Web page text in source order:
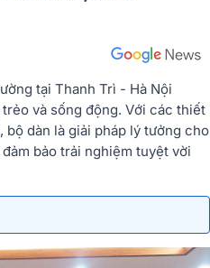
tại Thanh Trì - Hà Nội
và sống động. Với các thiết
dàn là giải pháp lý tưởng cho
bảo trải nghiệm tuyệt vời